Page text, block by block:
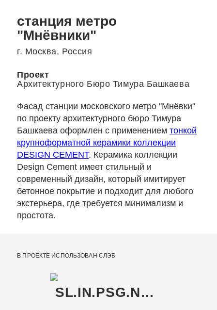
станция метро
"Мнёвники"
г. Москва, Россия
Проект
Архитектурного Бюро Тимура Башкаева
Фасад станции московского метро "Мнёвки"
по проекту архитектурного бюро Тимура
Башкаева оформлен с применениемтонкой
крупноформатной керамики коллекции
DESIGN CEMENT. Керамика коллекции
Design Cement имеет стильный и
современный дизайн, который имитирует
бетонное покрытие и подходит для любого
экстерьера, где требуется минимализм и
простота.
В ПРОЕКТЕ ИСПОЛЬЗОВАН СЛЭБ
SL.IN.PSG.NT RU